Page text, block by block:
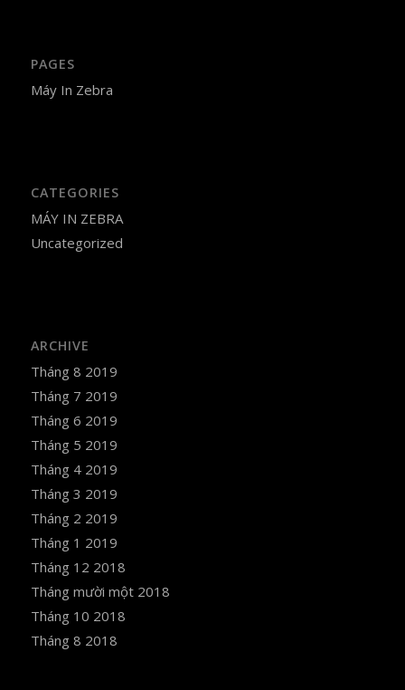
PAGES
Máy In Zebra
CATEGORIES
MÁY IN ZEBRA
Uncategorized
ARCHIVE
Tháng 8 2019
Tháng 7 2019
Tháng 6 2019
Tháng 5 2019
Tháng 4 2019
Tháng 3 2019
Tháng 2 2019
Tháng 1 2019
Tháng 12 2018
Tháng mười một 2018
Tháng 10 2018
Tháng 8 2018